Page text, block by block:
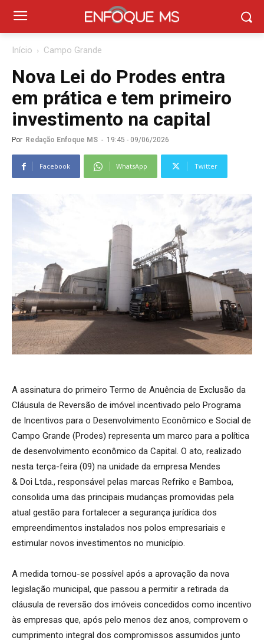
Início Campo Grande
Nova Lei do Prodes entra
em prática e tem primeiro
investimento na capital
Por Redação Enfoque MS - 19:45 - 09/06/2026
Facebook WhatsApp Twitter
A assinatura do primeiro Termo de Anuência de Exclusão da
Cláusula de Reversão de imóvel incentivado pelo Programa
de Incentivos para o Desenvolvimento Econômico e Social de
Campo Grande (Prodes) representa um marco para a política
de desenvolvimento econômico da Capital. O ato, realizado
nesta terça-feira (09) na unidade da empresa Mendes
& Doi Ltda., responsável pelas marcas Refriko e Bamboa,
consolida uma das principais mudanças promovidas pela
atual gestão para fortalecer a segurança jurídica dos
empreendimentos instalados nos polos empresariais e
estimular novos investimentos no município.
A medida tornou-se possível após a aprovação da nova
legislação municipal, que passou a permitir a retirada da
cláusula de reversão dos imóveis concedidos como incentivo
às empresas que, após pelo menos dez anos, comprovem o
cumprimento integral dos compromissos assumidos junto